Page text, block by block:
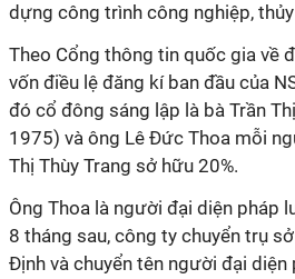
dựng công trình công nghiệp,
Theo Cổng thông tin quốc gia về
vốn điều lệ đăng kí ban đầu của
đó cổ đông sáng lập là bà Trần
1975) và ông Lê Đức Thoa mỗi
Thị Thùy Trang sở hữu 20%.
Ông Thoa là người đại diện pháp
8 tháng sau, công ty chuyển trụ
Định và chuyển tên người đại diện